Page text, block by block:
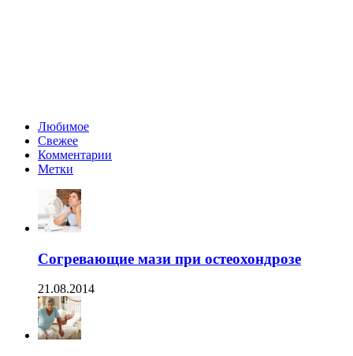
Любимое
Свежее
Комментарии
Метки
Согревающие мази при остеохондрозе
21.08.2014